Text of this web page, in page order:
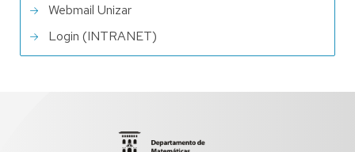
Webmail Unizar
Login (INTRANET)